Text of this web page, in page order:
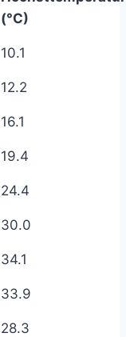
(°C)
10.1
12.2
16.1
19.4
24.4
30.0
34.1
33.9
28.3